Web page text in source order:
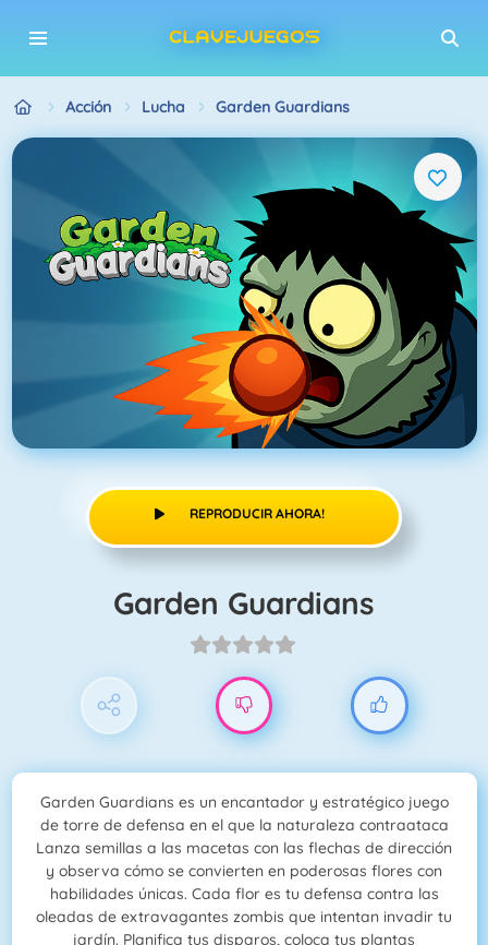
Acción Lucha Garden Guardians
REPRODUCIR AHORA!
Garden Guardians
Garden Guardians es un encantador y estratégico juego
de torre de defensa en el que la naturaleza contraataca
Lanza semillas a las macetas con las flechas de dirección
y observa cómo se convierten en poderosas flores con
habilidades únicas. Cada flor es tu defensa contra las
oleadas de extravagantes zombis que intentan invadir tu
jardín. Planifica tus disparos, coloca tus plantas